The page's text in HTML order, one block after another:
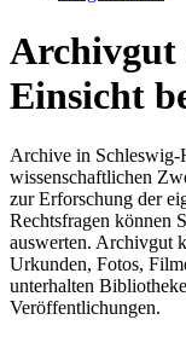
Archivgut
Einsicht
Archive in Schleswig-
wissenschaftlichen
zur Erforschung der
Rechtsfragen können
auswerten. Archivgut
Urkunden, Fotos,
unterhalten
Veröffentlichungen.